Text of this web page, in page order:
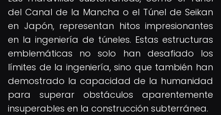
del Canal de la Mancha o el Túnel de Seikan
en Japón, representan hitos impresionantes
en la ingeniería de túneles. Estas estructuras
emblemáticas no solo han desafiado los
límites de la ingeniería, sino que también han
demostrado la capacidad de la humanidad
para superar obstáculos aparentemente
insuperables en la construcción subterránea.